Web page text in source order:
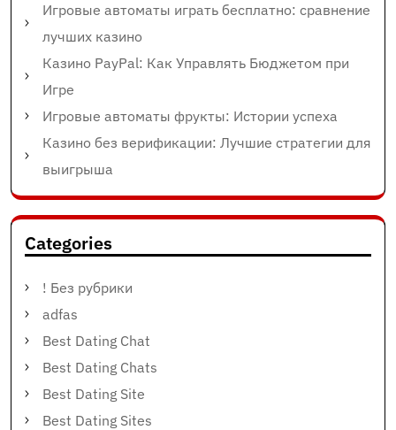
Игровые автоматы играть бесплатно: сравнение
лучших казино
Казино PayPal: Как Управлять Бюджетом при
Игре
Игровые автоматы фрукты: Истории успеха
Казино без верификации: Лучшие стратегии для
выигрыша
Categories
! Без рубрики
adfas
Best Dating Chat
Best Dating Chats
Best Dating Site
Best Dating Sites